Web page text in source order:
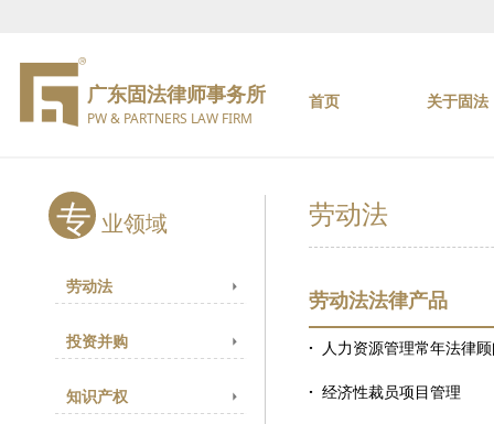
广东固法律师事务所
PW & PARTNERS LAW FIRM
首页 关于固法
专 业领域
劳动法
投资并购
知识产权
劳动法
劳动法法律产品
· 人力资源管理常年法律
· 经济性裁员项目管理